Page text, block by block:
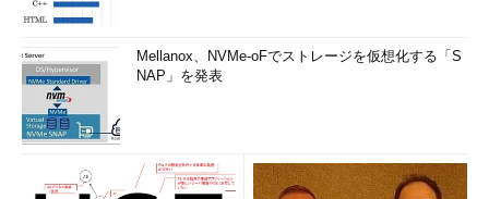
Mellanox、NVMe-oFでストレージを仮想化する「S
NAP」を発表